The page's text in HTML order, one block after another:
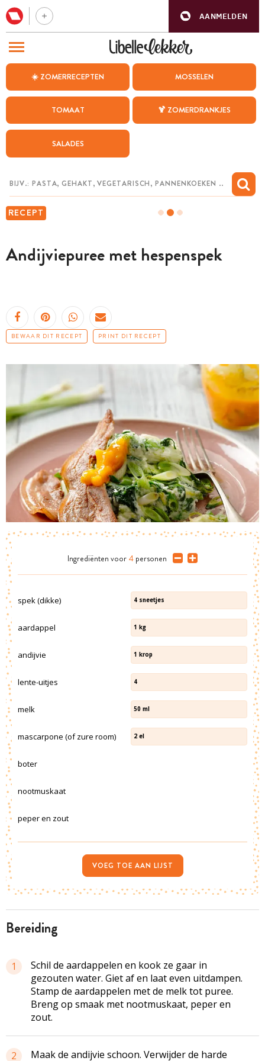
AANMELDEN
☀️ ZOMERRECEPTEN MOSSELEN
TOMAAT 🍹 ZOMERDRANKJES
SALADES
RECEPT
Andijviepuree met hespenspek
BEWAAR DIT RECEPT PRINT DIT RECEPT
bereiding
1
Schil de aardappelen en kook ze gaar in
gezouten water. Giet af en laat even uitdampen.
Stamp de aardappelen met de melk tot puree.
Breng op smaak met nootmuskaat, peper en
zout.
2
Maak de andijvie schoon. Verwijder de harde
Ingrediënten voor 4 personen
spek (dikke) 4 sneetjes
aardappel 1 kg
andijvie 1 krop
lente-uitjes 4
melk 50 ml
mascarpone (of zure room) 2 el
boter
nootmuskaat
peper en zout
VOEG TOE AAN LIJST
BEZOEK ONZE ANDERE WEBSITES
WEEKMENU
CHAT MET MAIA
MIJN BEWAARDE RECEPTEN